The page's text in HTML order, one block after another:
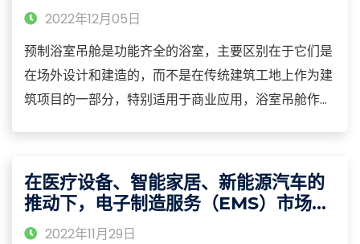
械运动部件，减少了颗
2022年12月05日
预制浴室吊舱是功能齐全的浴室，主要区别在于它们是
在场外设计和建造的，而不是在传统建筑工地上作为建
筑项目的一部分，特别适用于商业应用，浴室吊舱作为
子和电器，然后将吊舱简单地运送到现场进行安装，连
接管道和电气服务。
在医疗设备、智能家居、新能源汽车的
推动下，电子制造服务（EMS）市场将
保持增长趋势
2022年11月29日